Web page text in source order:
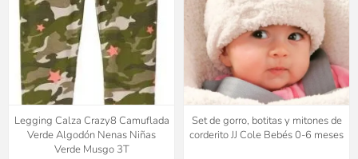
Legging Calza Crazy8 Camuflada
Verde Algodón Nenas Niñas
Verde Musgo 3T
Set de gorro, botitas y mitones de
corderito JJ Cole Bebés 0-6 meses